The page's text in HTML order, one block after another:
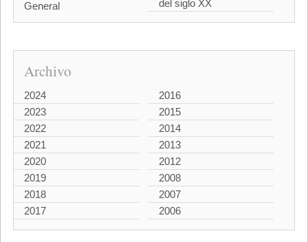
General
del siglo XX
Archivo
2024
2023
2022
2021
2020
2019
2018
2017
2016
2015
2014
2013
2012
2008
2007
2006